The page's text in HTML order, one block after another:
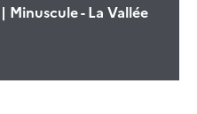
- La Vallée